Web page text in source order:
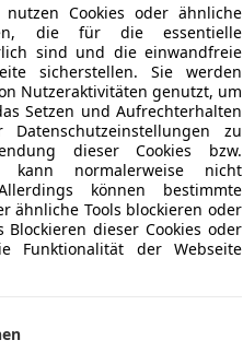
Cookies oder ähnliche
die für die essentielle
sind und die einwandfreie
sicherstellen. Sie werden
Nutzeraktivitäten genutzt, um
Setzen und Aufrechterhalten
zu
dieser Cookies bzw.
kann normalerweise nicht
können bestimmte
ähnliche Tools blockieren oder
dieser Cookies oder
Funktionalität der Webseite